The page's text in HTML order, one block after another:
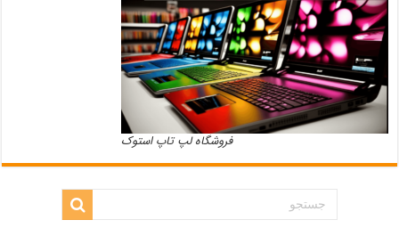
فروشگاه لپ تاپ استوک